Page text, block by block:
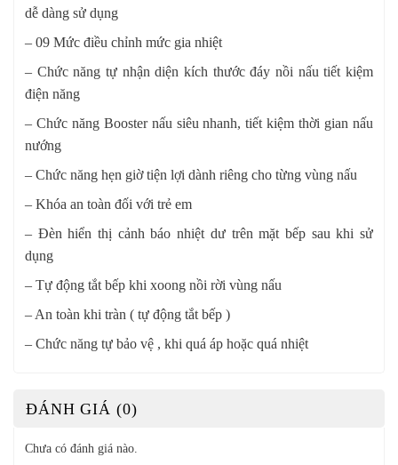
dễ dàng sử dụng
– 09 Mức điều chỉnh mức gia nhiệt
– Chức năng tự nhận diện kích thước đáy nồi nấu tiết kiệm
điện năng
– Chức năng Booster nấu siêu nhanh, tiết kiệm thời gian nấu
nướng
– Chức năng hẹn giờ tiện lợi dành riêng cho từng vùng nấu
– Khóa an toàn đối với trẻ em
– Đèn hiển thị cảnh báo nhiệt dư trên mặt bếp sau khi sử
dụng
– Tự động tắt bếp khi xoong nồi rời vùng nấu
– An toàn khi tràn ( tự động tắt bếp )
– Chức năng tự bảo vệ , khi quá áp hoặc quá nhiệt
ĐÁNH GIÁ (0)
Chưa có đánh giá nào.